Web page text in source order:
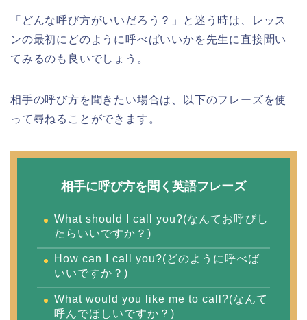
「どんな呼び方がいいだろう？」と迷う時は、レッス
ンの最初にどのように呼べばいいかを先生に直接聞い
てみるのも良いでしょう。
相手の呼び方を聞きたい場合は、以下のフレーズを使
って尋ねることができます。
相手に呼び方を聞く英語フレーズ
What should I call you?(なんてお呼びし
たらいいですか？)
How can I call you?(どのように呼べば
いいですか？)
What would you like me to call?(なんて
呼んでほしいですか？)